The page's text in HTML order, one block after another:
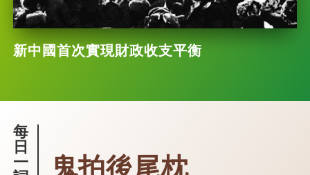
新中國首次實現財政收支平衡
每
日
一
鬼拍後尾枕